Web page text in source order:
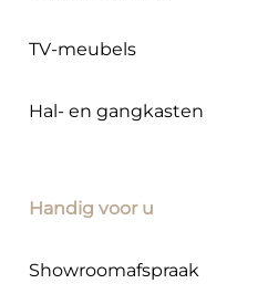
TV-meubels
Hal- en gangkasten
Handig voor u
Showroomafspraak